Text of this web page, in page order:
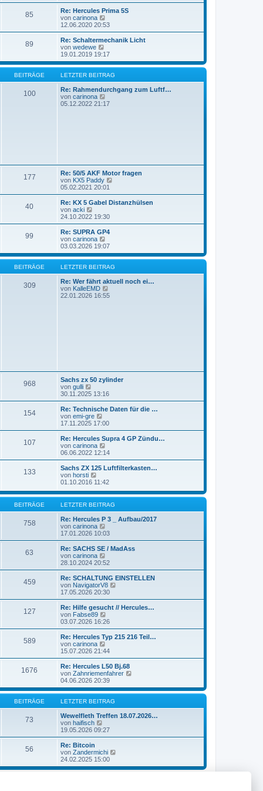
u
e
t
B
e
i
t
r
a
85
Re: Hercules Prima 5S
von carinona
e
u
e
t
r
B
e
i
r
12.06.2020 20:53
89
Re: Schaltermechanik Licht
von wedewe
e
u
e
s
t
e
r
B
19.01.2019 19:17
BEITRÄGE LETZTER BEITRAG
100
Re: Rahmendurchgang zum Luftf…
von carinona
e
i
t
r
a
g
05.12.2022 21:17
177
Re: 50/5 AKF Motor fragen
von KX5 Paddy
u
e
t
r
a
05.02.2021 20:01
40
Re: KX 5 Gabel Distanzhülsen
von acki
e
u
e
s
t
r
B
e
i
t
r
24.10.2022 19:30
99
Re: SUPRA GP4
von carinona
e
u
e
s
t
e
r
B
03.03.2026 19:07
BEITRÄGE LETZTER BEITRAG
309
Re: Wer fährt aktuell noch ei…
von KalleEMD
e
r
a
22.01.2026 16:55
968
Sachs zx 50 zylinder
von gulli
e
u
e
s
r
B
e
i
r
a
g
30.11.2025 13:16
154
Re: Technische Daten für die …
von emi-gre
e
u
e
s
t
r
B
e
i
t
r
a
g
17.11.2025 17:00
107
Re: Hercules Supra 4 GP Zündu…
von carinona
e
u
e
t
r
B
e
t
r
a
g
06.06.2022 12:14
133
Sachs ZX 125 Luftfilterkasten…
von horsti
e
e
s
e
r
B
e
i
t
r
a
g
01.10.2016 11:42
BEITRÄGE LETZTER BEITRAG
758
Re: Hercules P 3 _ Aufbau/2017
von carinona
e
u
e
t
r
B
e
i
r
g
17.01.2026 10:03
63
Re: SACHS SE / MadAss
von carinona
e
u
e
s
t
r
B
e
i
r
g
28.10.2024 20:52
459
Re: SCHALTUNG EINSTELLEN
von NavigatorV8
u
e
r
B
r
a
17.05.2026 20:30
127
Re: Hilfe gesucht // Hercules…
von Fabse89
e
u
e
s
t
r
B
e
i
t
r
a
g
03.07.2026 16:26
589
Re: Hercules Typ 215 216 Teil…
von carinona
e
u
e
s
t
r
B
e
i
r
15.07.2026 21:44
1676
Re: Hercules L50 Bj.68
von Zahnriemenfahrer
u
e
t
e
e
g
04.06.2026 20:39
BEITRÄGE LETZTER BEITRAG
73
Wewelfleth Treffen 18.07.2026…
von haifisch
e
u
s
t
r
19.05.2026 09:27
56
Re: Bitcoin
von Zandermichi
u
24.02.2025 15:00